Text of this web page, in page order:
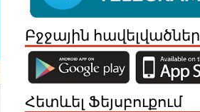
Բջջային հավելվածներ
Հետևել Ֆեյսբուքում